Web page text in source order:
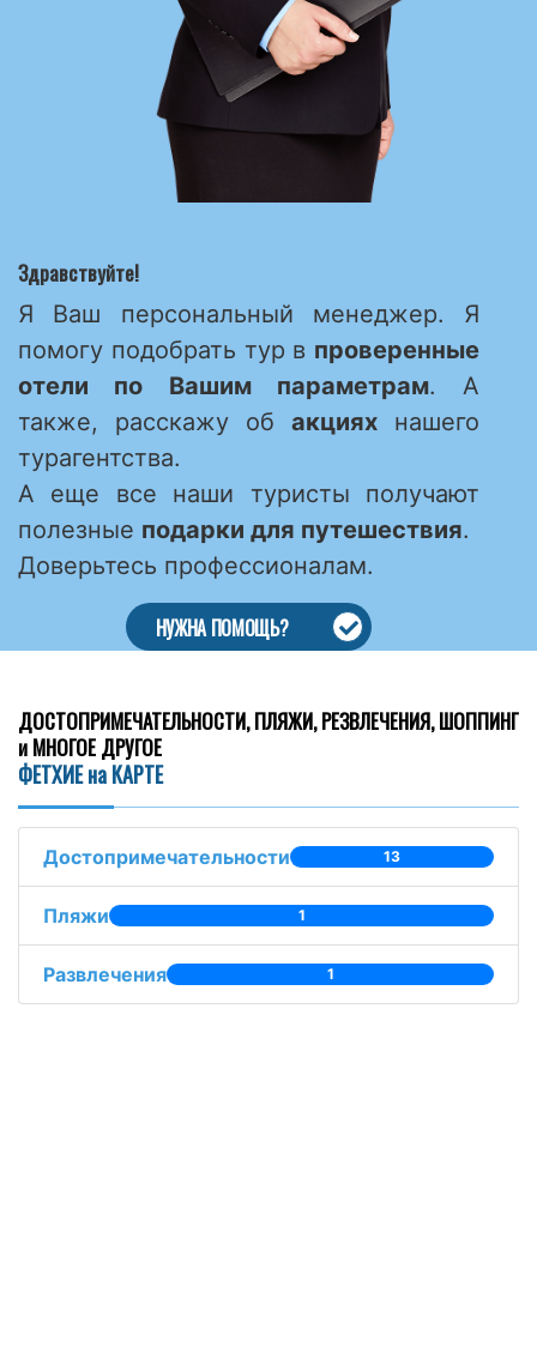
Здравствуйте!
Я Ваш персональный менеджер. Я
помогу подобрать тур в проверенные
отели по Вашим параметрам. А
также, расскажу об акциях нашего
турагентства.
А еще все наши туристы получают
полезные подарки для путешествия.
Доверьтесь профессионалам.
НУЖНА ПОМОЩЬ?
ДОСТОПРИМЕЧАТЕЛЬНОСТИ, ПЛЯЖИ, РЕЗВЛЕЧЕНИЯ, ШОППИНГ
и МНОГОЕ ДРУГОЕ
ФЕТХИЕ на КАРТЕ
Достопримечательности 13
Пляжи 1
Развлечения 1